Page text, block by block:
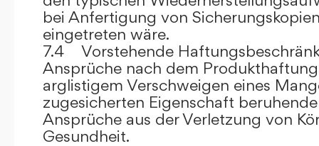
bei Anfertigung von
eingetreten wäre.
7.4 Vorstehende
Ansprüche nach dem
arglistigem Verschweigen eines
zugesicherten Eigenschaft
Ansprüche aus der Verletzung von
Gesundheit.